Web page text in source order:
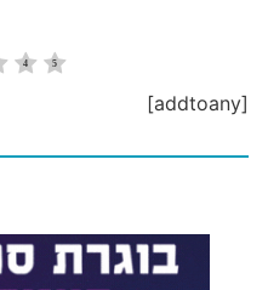
[addtoany]